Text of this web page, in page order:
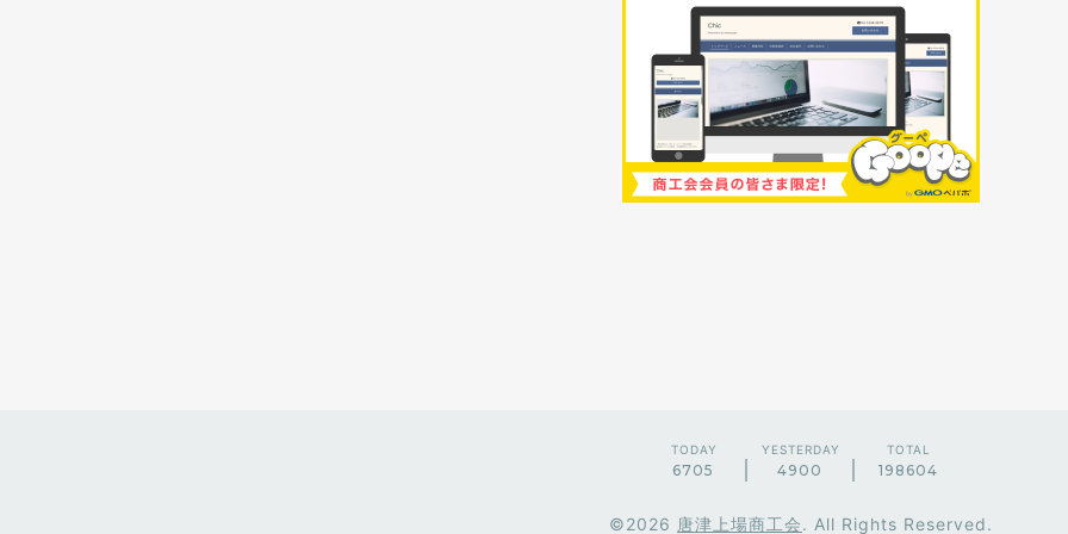
TODAY
6705
YESTERDAY
4900
TOTAL
198604
©2026 唐津上場商工会. All Rights Reserved.